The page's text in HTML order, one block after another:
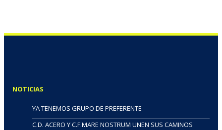
NOTICIAS
YA TENEMOS GRUPO DE PREFERENTE
C.D. ACERO Y C.F.MARE NOSTRUM UNEN SUS CAMINOS